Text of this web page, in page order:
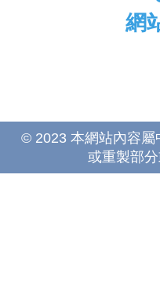
網
© 2023 本網站內容屬
或重製部